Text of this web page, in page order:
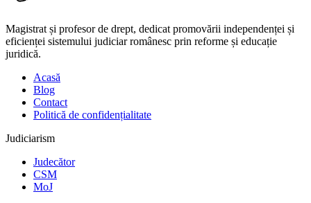
Magistrat și profesor de drept, dedicat promovării independenței și
eficienței sistemului judiciar românesc prin reforme și educație
juridică.
Acasă
Blog
Contact
Politică de confidențialitate
Judiciarism
Judecător
CSM
MoJ